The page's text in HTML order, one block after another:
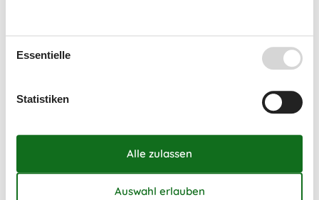
möglich ist.
Ankunft
August 2026
Mo
Di Mi Do Fr Sa
So
Essentielle
Statistiken